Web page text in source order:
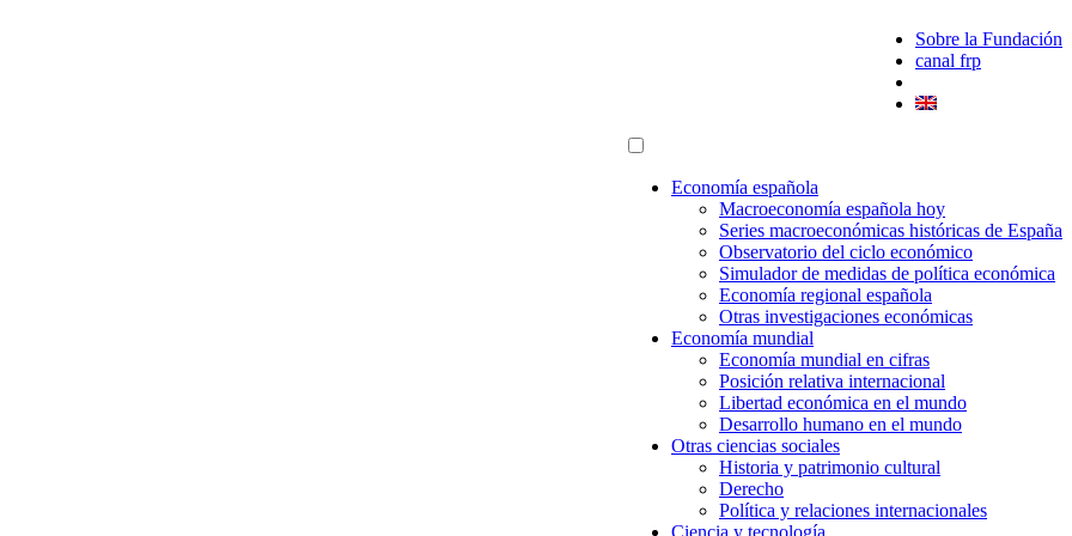
Sobre la Fundación
canal frp
Economía española
Macroeconomía española hoy
Series macroeconómicas históricas de España
Observatorio del ciclo económico
Simulador de medidas de política económica
Economía regional española
Otras investigaciones económicas
Economía mundial
Economía mundial en cifras
Posición relativa internacional
Libertad económica en el mundo
Desarrollo humano en el mundo
Otras ciencias sociales
Historia y patrimonio cultural
Derecho
Política y relaciones internacionales
Ciencia y tecnología